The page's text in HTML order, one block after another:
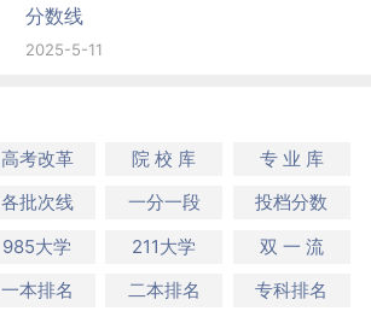
分数线
2025-5-11
高考改革 院 校 库
专 业 库
各批次线 一分一段
投档分数
985大学 211大学
双 一 流
一本排名 二本排名 专科排名